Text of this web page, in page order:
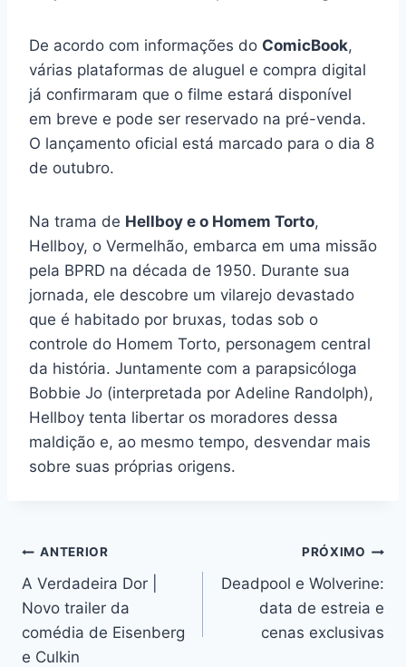
De acordo com informações do ComicBook,
várias plataformas de aluguel e compra digital
já confirmaram que o filme estará disponível
em breve e pode ser reservado na pré-venda.
O lançamento oficial está marcado para o dia 8
de outubro.
Na trama de Hellboy e o Homem Torto,
Hellboy, o Vermelhão, embarca em uma missão
pela BPRD na década de 1950. Durante sua
jornada, ele descobre um vilarejo devastado
que é habitado por bruxas, todas sob o
controle do Homem Torto, personagem central
da história. Juntamente com a parapsicóloga
Bobbie Jo (interpretada por Adeline Randolph),
Hellboy tenta libertar os moradores dessa
maldição e, ao mesmo tempo, desvendar mais
sobre suas próprias origens.
Navegação
de
Post
ANTERIOR
A Verdadeira Dor |
Novo trailer da
comédia de Eisenberg
e Culkin
PRÓXIMO
Deadpool e Wolverine:
data de estreia e
cenas exclusivas